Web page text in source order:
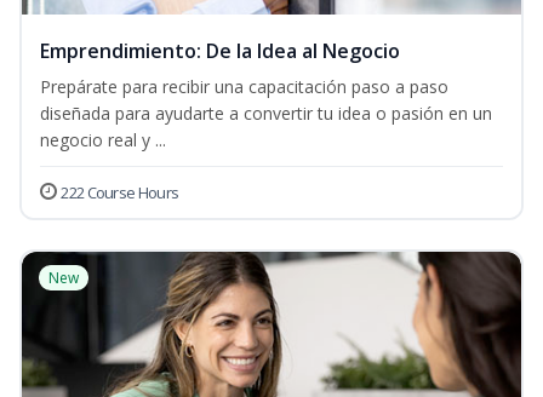
Emprendimiento: De la Idea al Negocio
Prepárate para recibir una capacitación paso a paso
diseñada para ayudarte a convertir tu idea o pasión en un
negocio real y ...
222 Course Hours
New